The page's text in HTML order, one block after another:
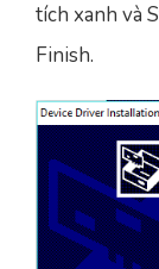
tích xanh và
Finish.